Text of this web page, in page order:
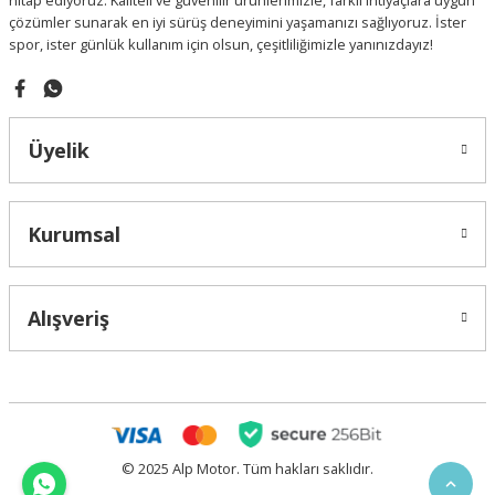
Gönder
çözümler sunarak en iyi sürüş deneyimini yaşamanızı sağlıyoruz. İster
spor, ister günlük kullanım için olsun, çeşitliliğimizle yanınızdayız!
Üyelik
Kurumsal
Alışveriş
© 2025 Alp Motor. Tüm hakları saklıdır.